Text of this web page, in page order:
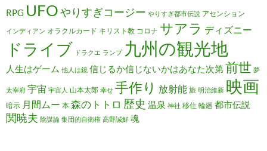
RPG UFOやりすぎコージー やりすぎ都市伝説 アセンション
インディアン オラクルカード キリスト教 コロナ サアラ ディズニー
ドライブ ドラクエ ランプ 九州の観光地
人生はゲーム 他人は鏡 信じるか信じないかはあなた次第前世 夢
太宰府 宇宙 宇宙人 山本太郎 幸せ 手作り 放射能 旅 明治維新 映画
暗示 月間ムー 本 森のトトロ 歴史 温泉 神社 移住 輪廻 都市伝説
関暁夫 陰謀論 集団的自衛権 高野誠鮮 魂